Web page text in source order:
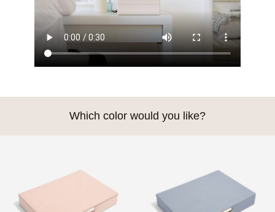
Which color would you like?